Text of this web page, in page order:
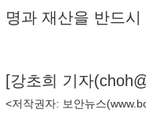
명과 재산을 반드
[강초희 기자(
<저작권자: 보안뉴스(